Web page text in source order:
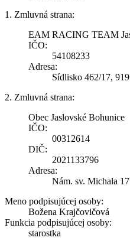
1. Zmluvná strana:
EAM RACING TEAM
IČO:
54108233
Adresa:
Sídlisko 462/17,
2. Zmluvná strana:
Obec Jaslovské Bohunice
IČO:
00312614
DIČ:
2021133796
Adresa:
Nám. sv. Michala
Meno podpisujúcej osoby:
Božena Krajčovičová
Funkcia podpisujúcej osoby:
starostka